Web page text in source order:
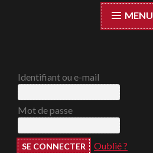
MENU
Identifiant ou e-mail
Mot de passe
Oublié ?